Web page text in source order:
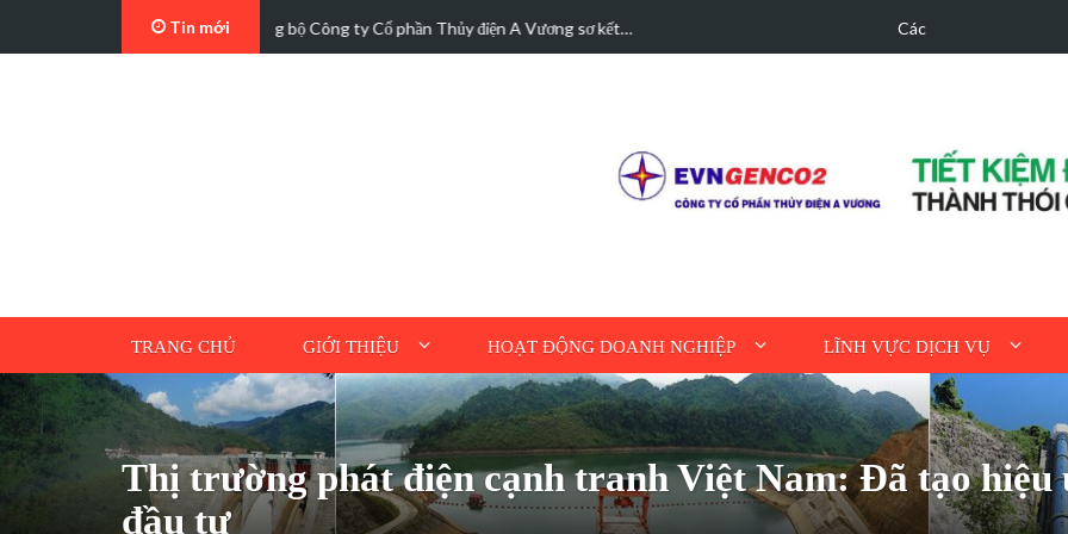
Tin mới Các trường hợp điện mặt trời mái nhà được bán điện dư
TRANG CHỦ GIỚI THIỆU HOẠT ĐỘNG DOANH NGHIỆP LĨNH VỰC DỊCH VỤ
Thị trường phát điện cạnh tranh Việt Nam: Đã tạo hiệu
đầu tư